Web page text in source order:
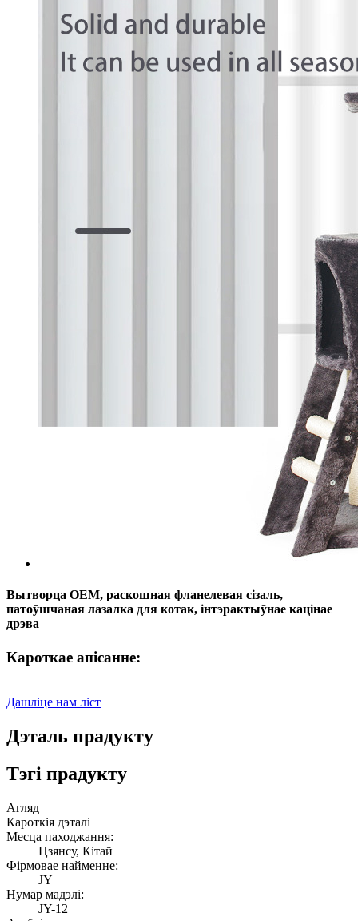
Вытворца OEM, раскошная фланелевая сізаль,
патоўшчаная лазалка для котак, інтэрактыўнае кацінае
дрэва
Кароткае апісанне:
Дашліце нам ліст
Дэталь прадукту
Тэгі прадукту
Агляд
Кароткія дэталі
Месца паходжання:
Цзянсу, Кітай
Фірмовае найменне:
JY
Нумар мадэлі:
JY-12